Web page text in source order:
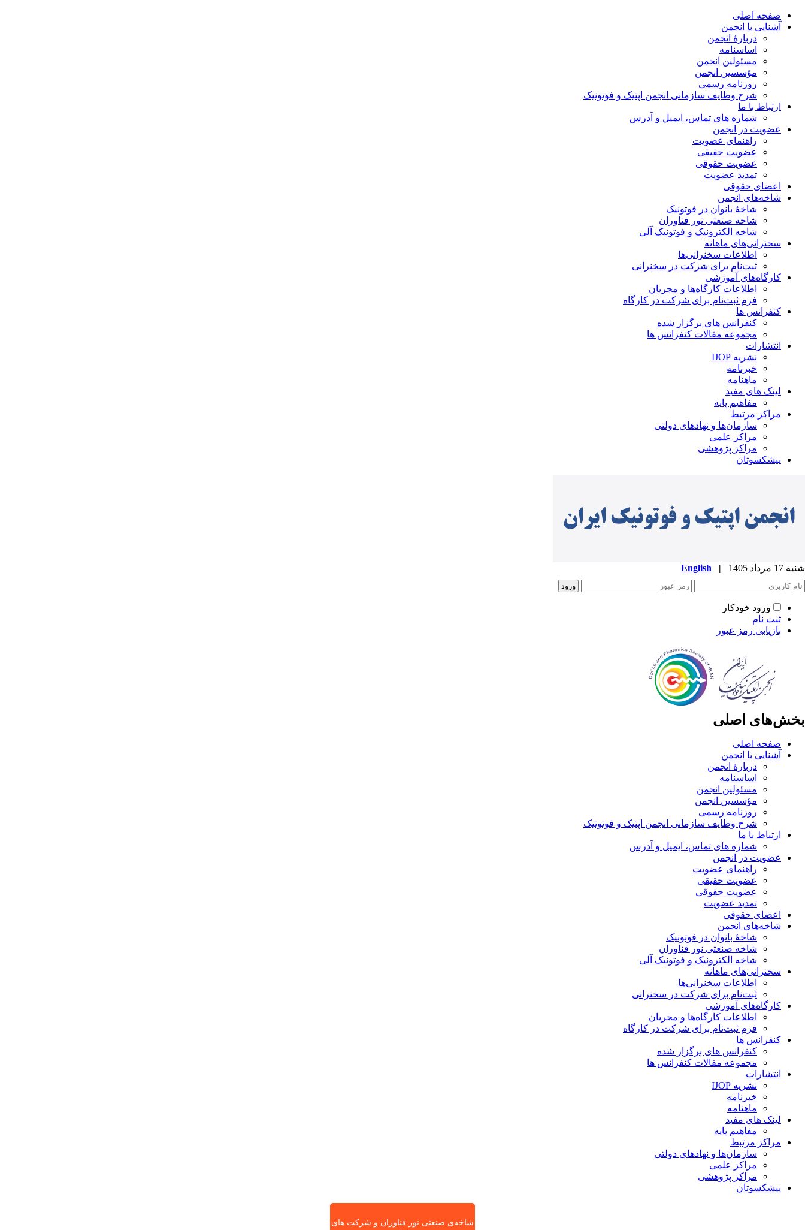
صفحه اصلی
آشنایی با انجمن
دربارۀ انجمن
اساسنامه
مسئولین انجمن
مؤسسین انجمن
روزنامه رسمی
شرح وظایف سازمانی انجمن اپتیک و فوتونیک
ارتباط با ما
شماره های تماس، ایمیل و آدرس
عضویت در انجمن
راهنمای عضویت
عضویت حقیقی
عضویت حقوقی
تمدید عضویت
اعضای حقوقی
شاخه‌های انجمن
شاخۀ بانوان در فوتونیک
شاخه صنعتی نور فناوران
شاخه‌ الکترونیک و فوتونیک آلی
سخنرانی‌های ماهانه
اطلاعات سخنرانی‌‌ها
ثبت‌نام برای شرکت در سخنرانی
کارگاه‌های آموزشی
اطلاعات کارگاه‌ها و مجریان
فرم ثبت‌نام برای شرکت در کارگاه
کنفرانس ها
کنفرانس های برگزار شده
مجموعه مقالات کنفرانس ها
انتشارات
نشریه IJOP
خبرنامه
ماهنامه
لینک های مفید
مفاهیم پایه
مراکز مرتبط
سازمان‌ها و نهادهای دولتی
مراکز علمی
مراکز پژوهشی
پیشکسوتان
شنبه 17 مرداد 1405 |
English
ورود خودکار
ثبت نام
بازیابی رمز عبور
بخش‌های اصلی
صفحه اصلی
آشنایی با انجمن
دربارۀ انجمن
اساسنامه
مسئولین انجمن
مؤسسین انجمن
روزنامه رسمی
شرح وظایف سازمانی انجمن اپتیک و فوتونیک
ارتباط با ما
شماره های تماس، ایمیل و آدرس
عضویت در انجمن
راهنمای عضویت
عضویت حقیقی
عضویت حقوقی
تمدید عضویت
اعضای حقوقی
شاخه‌های انجمن
شاخۀ بانوان در فوتونیک
شاخه صنعتی نور فناوران
شاخه‌ الکترونیک و فوتونیک آلی
سخنرانی‌های ماهانه
اطلاعات سخنرانی‌‌ها
ثبت‌نام برای شرکت در سخنرانی
کارگاه‌های آموزشی
اطلاعات کارگاه‌ها و مجریان
فرم ثبت‌نام برای شرکت در کارگاه
کنفرانس ها
کنفرانس های برگزار شده
مجموعه مقالات کنفرانس ها
انتشارات
نشریه IJOP
خبرنامه
ماهنامه
لینک های مفید
مفاهیم پایه
مراکز مرتبط
سازمان‌ها و نهادهای دولتی
مراکز علمی
مراکز پژوهشی
پیشکسوتان
شاخه‌ی صنعتی نور فناوران و شرکت های